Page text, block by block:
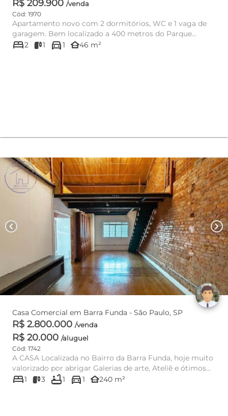
R$ 209.900 /venda
Cód: 1970
Apartamento novo com 2 dormitórios, WC e 1 vaga de
garagem. Bem localizado a 400 metros do Parque
Municipal Manuel ...
bed2 1 directions_car1 other_houses46 m²
chevron_left chevron_right
Casa Comercial em Barra Funda - São Paulo, SP
R$ 2.800.000 /venda
R$ 20.000 /aluguel
Cód: 1742
A CASA Localizada no Bairro da Barra Funda, hoje muito
valorizado por abrigar Galerias de arte, Ateliê e ótimos
restaur...
bed1 3 bathtub1 directions_car1 other_houses240 m²